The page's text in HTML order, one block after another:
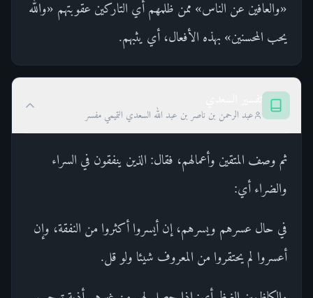
«والعافين عن الناس» ممن ظلمهم أي التاركين عقوبتهم «والله
يحب المحسنين» بهذه الأفعال، أي يثبهم.
عبد الرحمن بن ناصر بن عبد الله السعدي التميمي مفسر
ثم وصف المتقين وأعمالهم، فقال: الذين ينفقون في السراء
والضراء أي:
في حال عسرهم ويسرهم، إن أيسروا أكثروا من النفقة، وإن
أعسروا لم يحتقروا من المعروف شيئا ولو قل.